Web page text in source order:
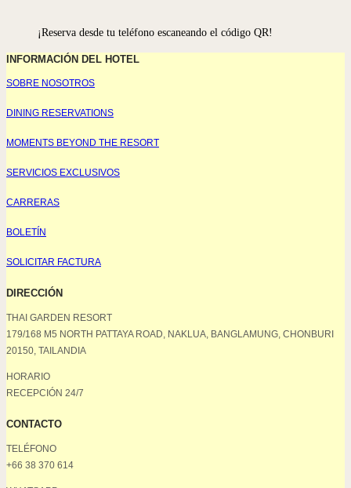
¡Reserva desde tu teléfono escaneando el código QR!
INFORMACIÓN DEL HOTEL
SOBRE NOSOTROS
DINING RESERVATIONS
MOMENTS BEYOND THE RESORT
SERVICIOS EXCLUSIVOS
CARRERAS
BOLETÍN
SOLICITAR FACTURA
DIRECCIÓN
THAI GARDEN RESORT
179/168 M5 NORTH PATTAYA ROAD, NAKLUA, BANGLAMUNG, CHONBURI
20150, TAILANDIA
HORARIO
RECEPCIÓN 24/7
CONTACTO
TELÉFONO
+66 38 370 614